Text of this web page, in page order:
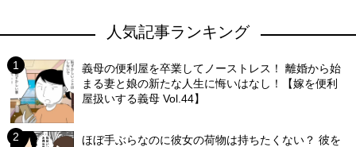
人気記事ランキング
義母の便利屋を卒業してノーストレス！ 離婚から始
まる妻と娘の新たな人生に悔いはなし！【嫁を便利
屋扱いする義母 Vol.44】
ほぼ手ぶらなのに彼女の荷物は持ちたくない？ 彼を